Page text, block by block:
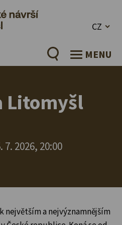
CZ
MENU
Litomyšl
7. 2026, 20:00
největším a nejvýznamnějším